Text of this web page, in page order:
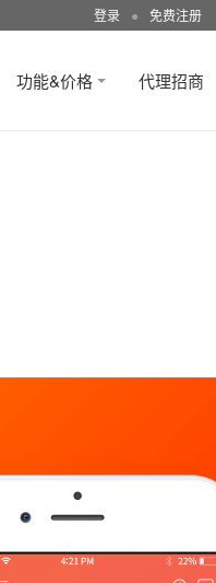
登录 ● 免费注册
功能&价格 代理招商